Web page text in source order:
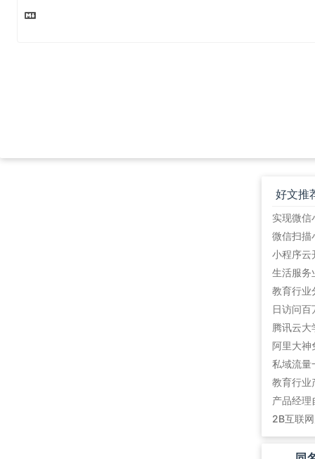
好文推
教育行业
阿里大神
私域流量
教育行业
产品经理
2B互联